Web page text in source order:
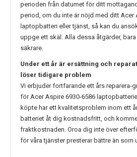
perioden från datumet för ditt
period, om du inte är nöjd med ditt Acer
laptopbatteri eller tjänst, så kan du
uppge ett skäl. Alla dessa åtgärder,
säkrare.
Under ett år är ersättning och
löser tidigare problem
Vi erbjuder fortfarande ett års reparera-
förAcer Aspire 6930-6586
köpte har ett kvalitetsproblem inom ett
batteriet åt dig kostnadsfritt, och
fraktkostnaden. Oroa dig inte över
för våra tjänster presterar bättre än som